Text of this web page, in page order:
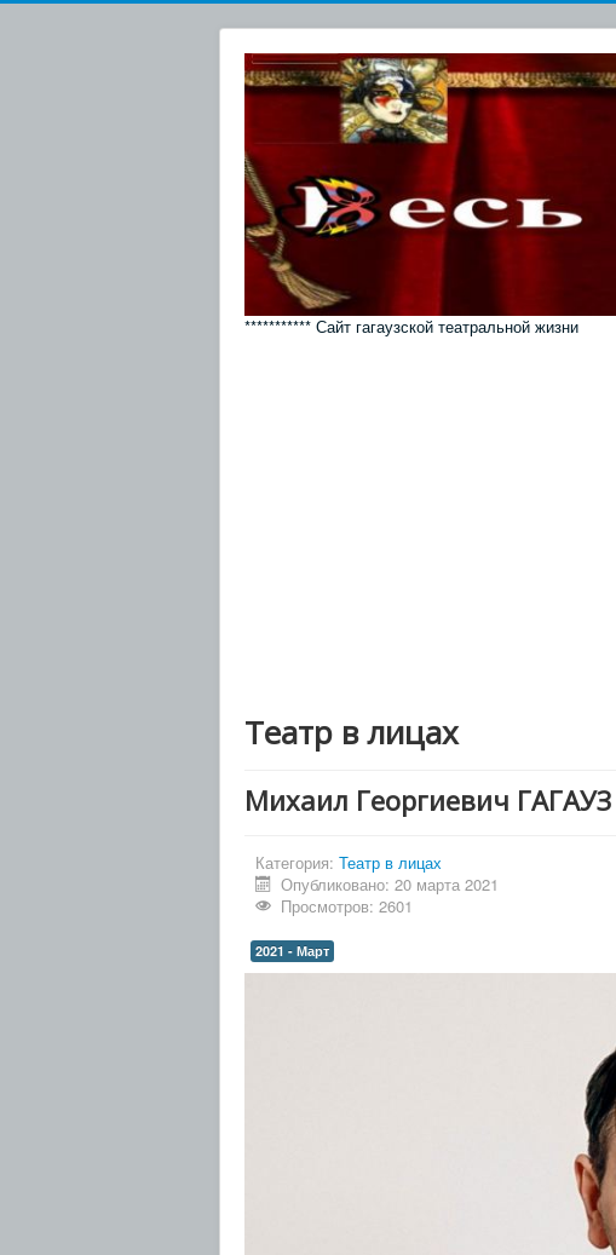
*********** Сайт гагаузской театральной жизни
Театр в лицах
Михаил Георгиевич ГАГАУЗ
Категория: Театр в лицах
Опубликовано: 20 марта 2021
Просмотров: 2601
2021 - Март